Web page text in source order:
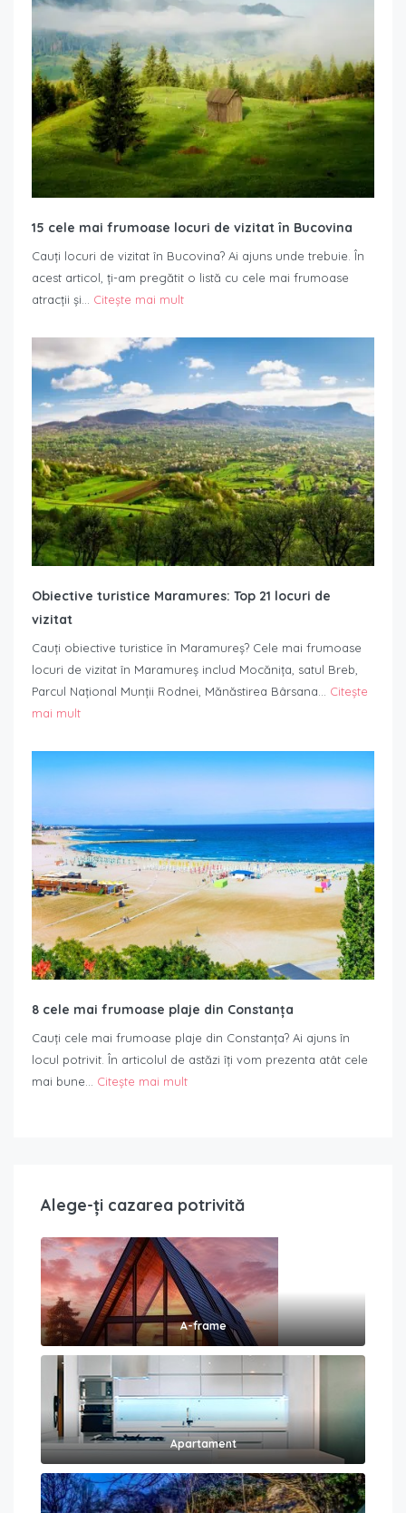
15 cele mai frumoase locuri de vizitat în Bucovina
Cauți locuri de vizitat în Bucovina? Ai ajuns unde trebuie. În
acest articol, ți-am pregătit o listă cu cele mai frumoase
atracții și… Citește mai mult
Obiective turistice Maramures: Top 21 locuri de
vizitat
Cauți obiective turistice în Maramureș? Cele mai frumoase
locuri de vizitat în Maramureș includ Mocănița, satul Breb,
Parcul Național Munții Rodnei, Mănăstirea Bârsana… Citește
mai mult
8 cele mai frumoase plaje din Constanța
Cauți cele mai frumoase plaje din Constanța? Ai ajuns în
locul potrivit. În articolul de astăzi îți vom prezenta atât cele
mai bune… Citește mai mult
Alege-ți cazarea potrivită
A-frame
Apartament